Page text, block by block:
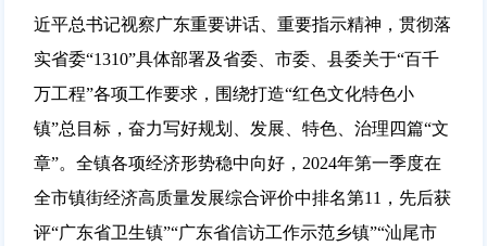
近平总书记视察广东重要讲话、重要指示精神，贯彻落
实省委“1310”具体部署及省委、市委、县委关于“百千
万工程”各项工作要求，围绕打造“红色文化特色小
镇”总目标，奋力写好规划、发展、特色、治理四篇“文
章”。全镇各项经济形势稳中向好，2024年第一季度在
全市镇街经济高质量发展综合评价中排名第11，先后获
评“广东省卫生镇”“广东省信访工作示范乡镇”“汕尾市